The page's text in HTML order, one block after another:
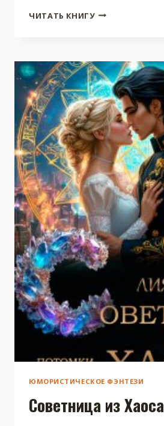
ЧИТАТЬ КНИГУМИНХУНЬ:
ЮМОРИСТИЧЕСКОЕ ФЭНТЕЗИ
Советница из Хаоса